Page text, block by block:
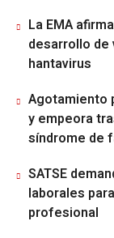
La EMA
desarrollo de
hantavirus
Agotamiento
y empeora
síndrome de
SATSE
laborales
profesional